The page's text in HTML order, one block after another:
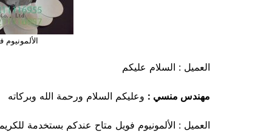
العميل : السلام عليكم
مهندس منسي : وعليكم السلام ورحمة الله وبركاته
العميل : الألمونيوم فويل متاح عندكم بستخدمة